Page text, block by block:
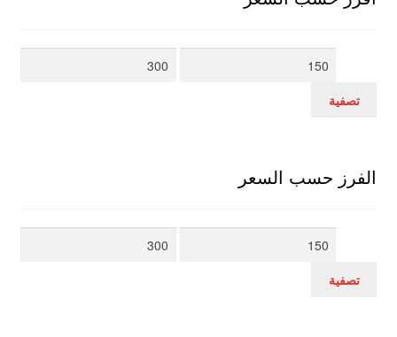
أدنى
أعلى
تصفية
الفرز حسب السعر
أدنى
أعلى
تصفية